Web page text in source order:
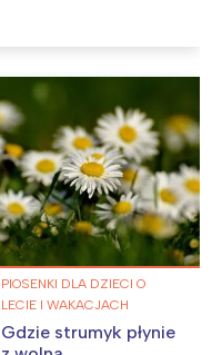
PIOSENKI DLA DZIECI O
LECIE I WAKACJACH
Gdzie strumyk płynie